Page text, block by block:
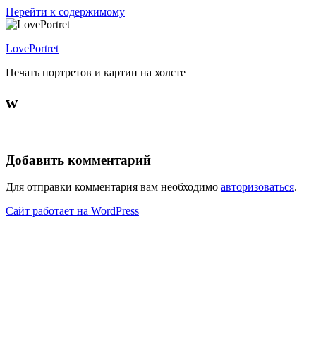
Перейти к содержимому
LovePortret
Печать портретов и картин на холсте
w
Добавить комментарий
Для отправки комментария вам необходимо авторизоваться.
Сайт работает на WordPress